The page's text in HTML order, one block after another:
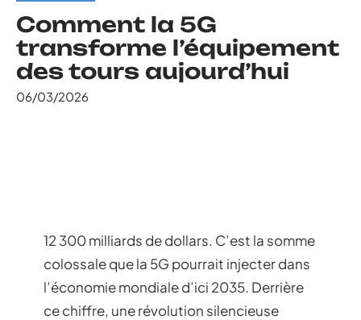
Comment la 5G
transforme l’équipement
des tours aujourd’hui
06/03/2026
12 300 milliards de dollars. C’est la somme
colossale que la 5G pourrait injecter dans
l’économie mondiale d’ici 2035. Derrière
ce chiffre, une révolution silencieuse